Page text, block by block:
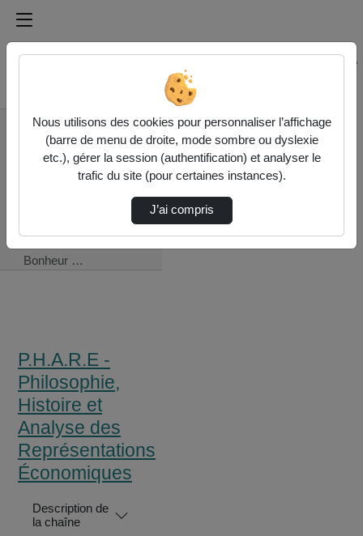
Médiathèque de l'université Paris
Rechercher un média sur Médiathèque de l'université
Accueil
P.H.A.R.E -
Philosophie, Histoire
et Analyse des
Bonheur …
P.H.A.R.E -
Philosophie,
Histoire et
Analyse des
Représentations
Économiques
Description de
la chaîne
Nous utilisons des cookies pour personnaliser l’affichage
(barre de menu de droite, mode sombre ou dyslexie
etc.), gérer la session (authentification) et analyser le
trafic du site (pour certaines instances).
J’ai compris